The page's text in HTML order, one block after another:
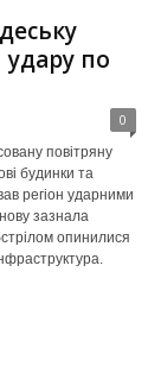
удару по
0
повітряну
будинки та
регіон ударними
зазнала
опинилися